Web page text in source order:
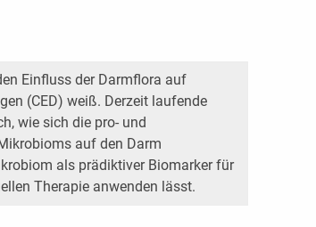
Einfluss der Darmflora auf
(CED) weiß. Derzeit laufende
wie sich die pro- und
auf den Darm
als prädiktiver Biomarker für
Therapie anwenden lässt.